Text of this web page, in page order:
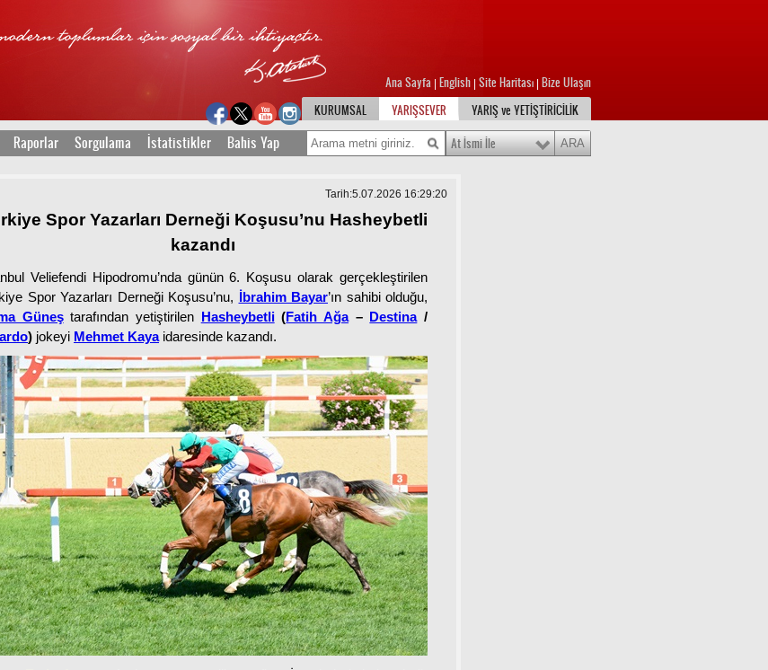
Ana Sayfa English Site Haritası Bize Ulaşın
KURUMSAL
YARIŞSEVER YARIŞ ve YETİŞTİRİCİLİK
Raporlar Sorgulama İstatistikler Bahis Yap At İsmi İle
Tarih:5.07.2026 16:29:20